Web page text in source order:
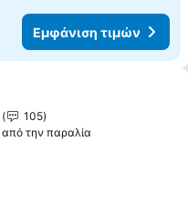
Εμφάνιση τιμών
στα αγαπημένα
105
την παραλία